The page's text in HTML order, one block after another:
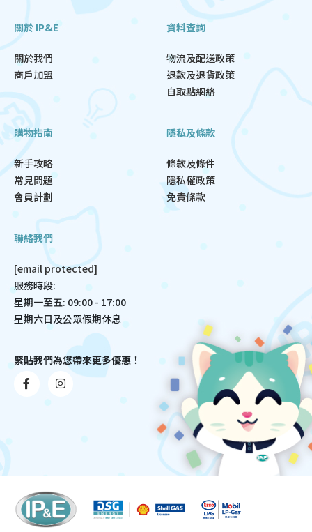
關於 IP&E
關於我們
商戶加盟
資料查詢
物流及配送政策
退款及退貨政策
自取點網絡
購物指南
新手攻略
常見問題
會員計劃
隱私及條款
條款及條件
隱私權政策
免責條款
聯絡我們
[email protected]
服務時段:
星期一至五: 09:00 - 17:00
星期六日及公眾假期休息
緊貼我們為您帶來更多優惠！